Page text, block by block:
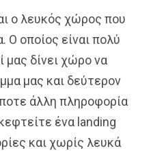
o λευκός χώρος που
Ο οποίος είναι πολύ
μας δίνει χώρο να
μας και δεύτερον
άλλη πληροφορία
ένα landing
και χωρίς λευκά